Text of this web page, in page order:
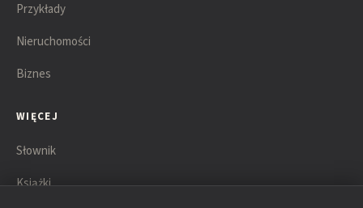
Przykłady
Nieruchomości
Biznes
WIĘCEJ
Słownik
Książki